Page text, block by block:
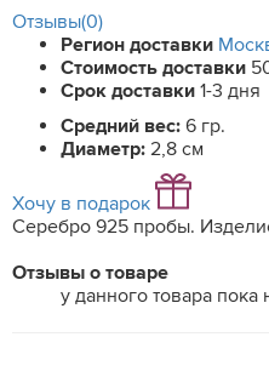
Отзывы(0)
Регион доставки
Стоимость доставки
Срок доставки 1-3 дня
Средний вес: 6 гр.
Диаметр: 2,8 см
Хочу в подарок
Серебро 925 пробы.
Отзывы о товаре
у данного товара пока